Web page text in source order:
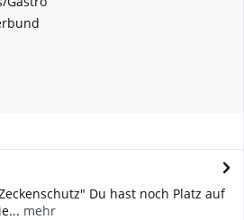
Du hast noch Platz auf
mehr